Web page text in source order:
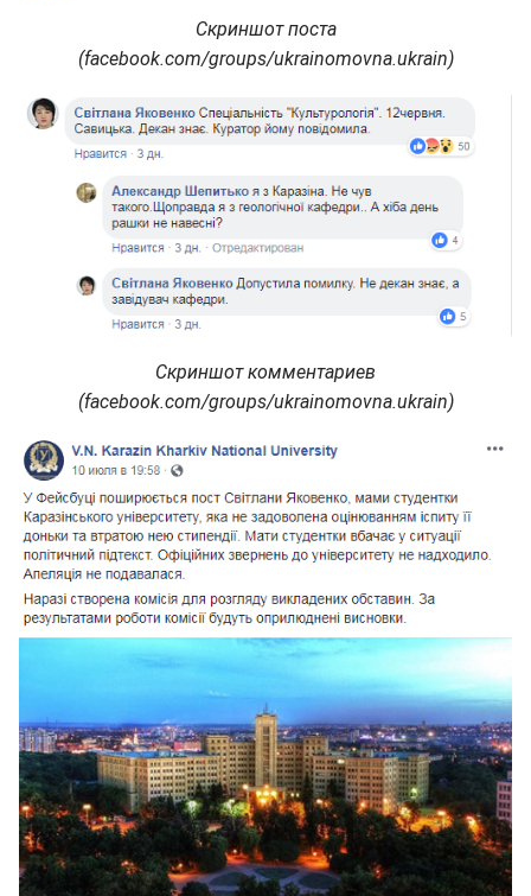
Скриншот поста
(facebook.com/groups/ukrainomovna.ukrain)
Скриншот комментариев
(facebook.com/groups/ukrainomovna.ukrain)